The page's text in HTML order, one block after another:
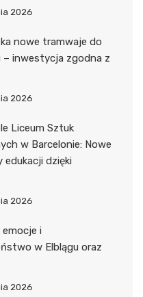
2026
nowe tramwaje do
– inwestycja zgodna z
2026
Liceum Sztuk
w Barcelonie: Nowe
dzięki
2026
i
w Elblągu oraz
2026